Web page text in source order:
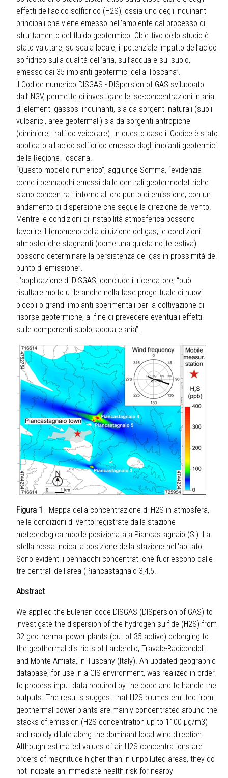
effetti dell’acido solfidrico (H2S), ossia uno degli inquinanti
principali che viene emesso nell’ambiente dal processo di
sfruttamento del fluido geotermico. Obiettivo dello studio è
stato valutare, su scala locale, il potenziale impatto dell’acido
solfidrico sulla qualità dell’aria, sull’acqua e sul suolo,
emesso dai 35 impianti geotermici della Toscana”.
Il Codice numerico DISGAS - DISpersion of GAS sviluppato
dall’INGV, permette di investigare le iso-concentrazioni in aria
di elementi gassosi inquinanti, sia da sorgenti naturali (suoli
vulcanici, aree geotermali) sia da sorgenti antropiche
(ciminiere, traffico veicolare). In questo caso il Codice è stato
applicato all'acido solfidrico emesso dagli impianti geotermici
della Regione Toscana.
“Questo modello numerico”, aggiunge Somma, “evidenzia
come i pennacchi emessi dalle centrali geotermoelettriche
siano concentrati intorno al loro punto di emissione, con un
andamento di dispersione che segue la direzione del vento.
Mentre le condizioni di instabilità atmosferica possono
favorire il fenomeno della diluizione del gas, le condizioni
atmosferiche stagnanti (come una quieta notte estiva)
possono determinare la persistenza del gas in prossimità del
punto di emissione”.
L’applicazione di DISGAS, conclude il ricercatore, “può
risultare molto utile anche nella fase progettuale di nuovi
piccoli o grandi impianti sperimentali per la coltivazione di
risorse geotermiche, al fine di prevedere eventuali effetti
sulle componenti suolo, acqua e aria”.
Figura 1 - Mappa della concentrazione di H2S in atmosfera,
nelle condizioni di vento registrate dalla stazione
meteorologica mobile posizionata a Piancastagnaio (SI). La
stella rossa indica la posizione della stazione nell'abitato.
Sono evidenti i pennacchi concentrati che fuoriescono dalle
tre centrali dell'area (Piancastagnaio 3,4,5.
Abstract
We applied the Eulerian code DISGAS (DISpersion of GAS) to
investigate the dispersion of the hydrogen sulfide (H2S) from
32 geothermal power plants (out of 35 active) belonging to
the geothermal districts of Larderello, Travale-Radicondoli
and Monte Amiata, in Tuscany (Italy). An updated geographic
database, for use in a GIS environment, was realized in order
to process input data required by the code and to handle the
outputs. The results suggest that H2S plumes emitted from
geothermal power plants are mainly concentrated around the
stacks of emission (H2S concentration up to 1100 μg/m3)
and rapidly dilute along the dominant local wind direction.
Although estimated values of air H2S concentrations are
orders of magnitude higher than in unpolluted areas, they do
not indicate an immediate health risk for nearby